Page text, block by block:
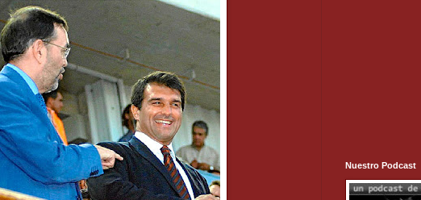
Nuestro Podcast